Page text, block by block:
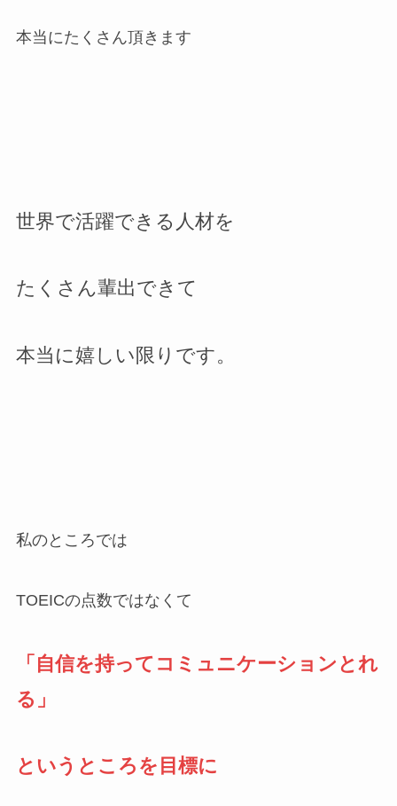
本当にたくさん頂きます
世界で活躍できる人材を
たくさん輩出できて
本当に嬉しい限りです。
私のところでは
TOEICの点数ではなくて
「自信を持ってコミュニケーションとれ
る」
というところを目標に